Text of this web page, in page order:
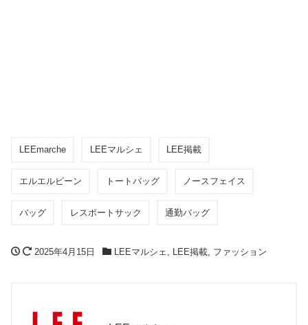
LEEmarche LEEマルシェ LEE掲載
エルエルビーン トートバッグ ノースフェイス
バッグ レスポートサック 通勤バッグ
2025年4月15日 LEEマルシェ , LEE掲載, ファッション